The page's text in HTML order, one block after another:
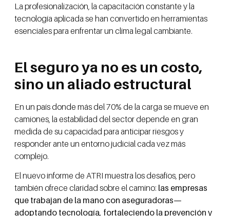
La profesionalización, la capacitación constante y la
tecnología aplicada se han convertido en herramientas
esenciales para enfrentar un clima legal cambiante.
El seguro ya no es un costo,
sino un aliado estructural
En un país donde más del 70% de la carga se mueve en
camiones, la estabilidad del sector depende en gran
medida de su capacidad para anticipar riesgos y
responder ante un entorno judicial cada vez más
complejo.
El nuevo informe de ATRI muestra los desafíos, pero
también ofrece claridad sobre el camino: las empresas
que trabajan de la mano con aseguradoras—
adoptando tecnología, fortaleciendo la prevención y